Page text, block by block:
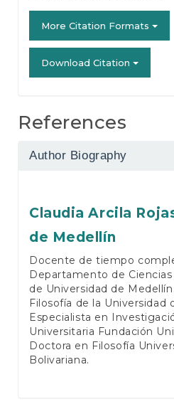
More Citation Formats
Download Citation
References
Author Biography
Claudia Arcila
de Medellín
Docente de tiempo
Departamento de
de Universidad de
Filosofía de la Universidad
Especialista en
Universitaria Fundación
Doctora en Filosofía
Bolivariana.